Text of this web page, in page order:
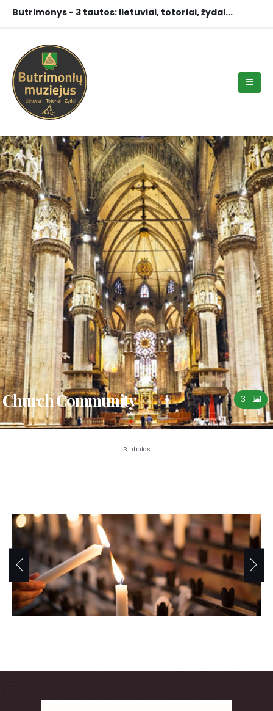
Butrimonys - 3 tautos: lietuviai, totoriai, žydai...
Church Community 3
3 photos